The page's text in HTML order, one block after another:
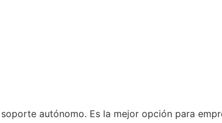
autónomo. Es la mejor opción para